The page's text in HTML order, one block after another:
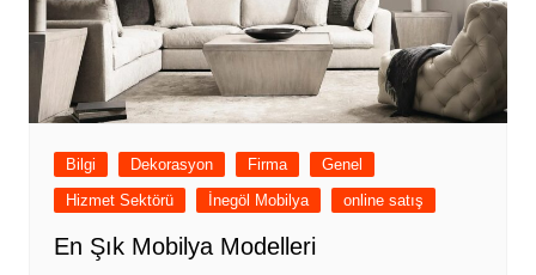
Bilgi Dekorasyon Firma
Genel
Hizmet Sektörü
İnegöl Mobilya online satış
En Şık Mobilya Modelleri